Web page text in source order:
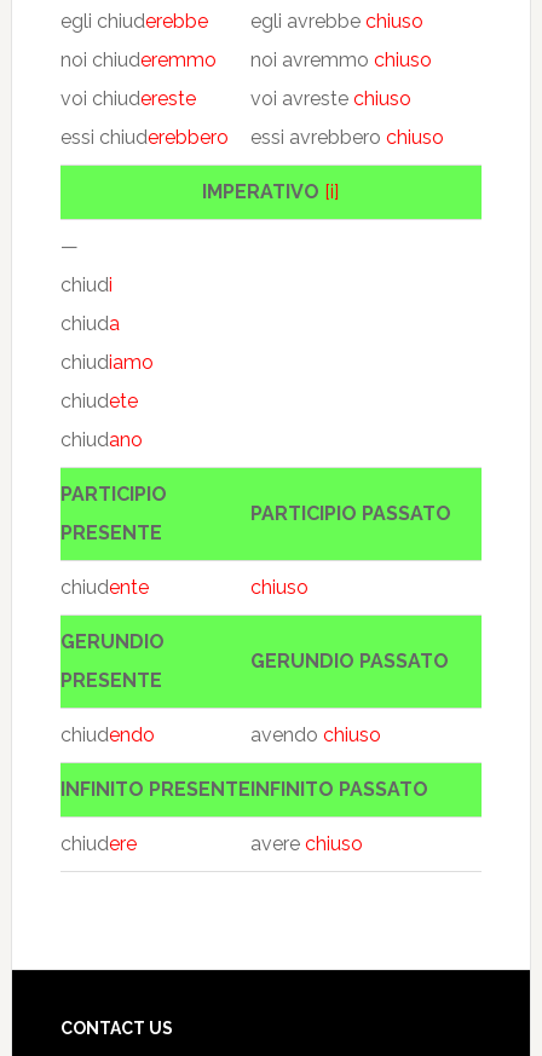
egli chiuderebbe
noi chiuderemmo
voi chiudereste
essi chiuderebbero
egli avrebbechiuso
noi avremmo chiuso
voi avreste chiuso
essi avrebbero chiuso
IMPERATIVO [i]
—
chiudi
chiuda
chiudiamo
chiudete
chiudano
PARTICIPIO
PRESENTE
PARTICIPIO PASSATO
chiudente chiuso
GERUNDIO
PRESENTE
GERUNDIO PASSATO
chiudendo avendo chiuso
INFINITO PRESENTEINFINITO PASSATO
chiudere avere chiuso
CONTACT US